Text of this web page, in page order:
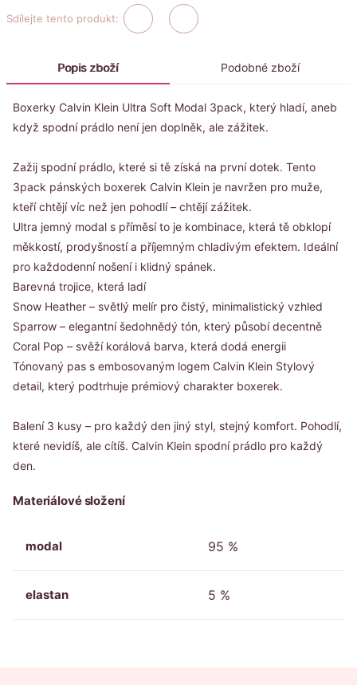
Sdílejte tento produkt:
Popis zboží Podobné zboží
Boxerky Calvin Klein Ultra Soft Modal 3pack, který hladí, aneb
když spodní prádlo není jen doplněk, ale zážitek.
Zažij spodní prádlo, které si tě získá na první dotek. Tento
3pack pánských boxerek Calvin Klein je navržen pro muže,
kteří chtějí víc než jen pohodlí – chtějí zážitek.
Ultra jemný modal s příměsí to je kombinace, která tě obklopí
měkkostí, prodyšností a příjemným chladivým efektem. Ideální
pro každodenní nošení i klidný spánek.
Barevná trojice, která ladí
Snow Heather – světlý melír pro čistý, minimalistický vzhled
Sparrow – elegantní šedohnědý tón, který působí decentně
Coral Pop – svěží korálová barva, která dodá energii
Tónovaný pas s embosovaným logem Calvin Klein Stylový
detail, který podtrhuje prémiový charakter boxerek.
Balení 3 kusy – pro každý den jiný styl, stejný komfort. Pohodlí,
které nevidíš, ale cítíš. Calvin Klein spodní prádlo pro každý
den.
Materiálové složení
modal 95 %
elastan 5 %